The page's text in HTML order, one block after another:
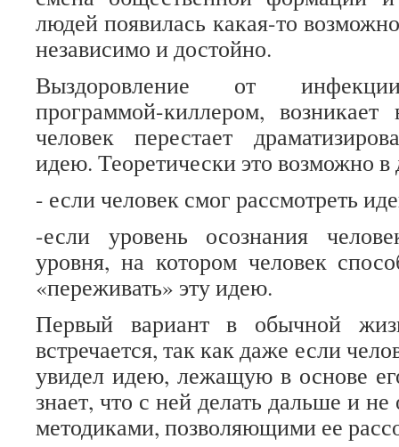
людей появилась какая-то
независимо и достойно.
Выздоровление от
программой-киллером,
человек перестает
идею. Теоретически это возможно в
- если человек смог рассмотреть
-если уровень осознания
уровня, на котором человек
«переживать» эту идею.
Первый вариант в обычной
встречается, так как даже если
увидел идею, лежащую в основе
знает, что с ней делать дальше и
методиками, позволяющими ее